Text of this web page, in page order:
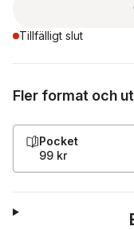
Tillfälligt slut
Fler format och
Pocket
99 kr